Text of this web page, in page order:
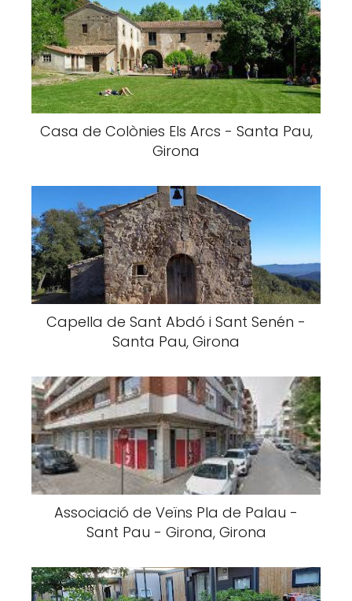
Casa de Colònies Els Arcs - Santa Pau,
Girona
Capella de Sant Abdó i Sant Senén -
Santa Pau, Girona
Associació de Veïns Pla de Palau -
Sant Pau - Girona, Girona